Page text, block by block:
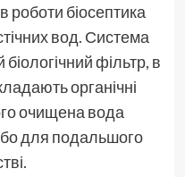
роботи біосептика
вод. Система
фільтр, в
органічні
очищена вода
для подальшого